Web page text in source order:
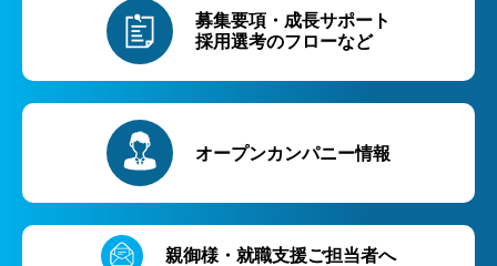
募集要項・成長サポート
採用選考のフローなど
オープンカンパニー情報
親御様・就職支援ご担当者へ